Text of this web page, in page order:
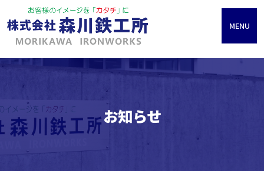
MENU
お知らせ